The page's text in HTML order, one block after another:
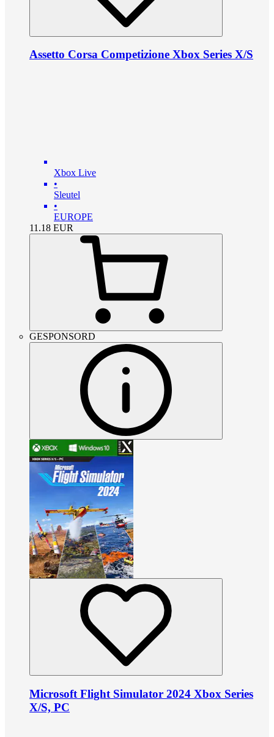
Assetto Corsa Competizione Xbox Series X/S
Xbox Live
•
Sleutel
•
EUROPE
11.18 EUR
GESPONSORD
Microsoft Flight Simulator 2024 Xbox Series
X/S, PC